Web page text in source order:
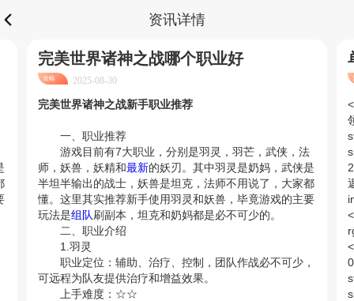
资讯详情
完美世界诸神之战哪个职业好
攻略 2025-08-30
完美世界诸神之战新手职业推荐
一、职业推荐
游戏目前有7大职业，分别是羽灵，羽芒，武侠，法
师，妖兽，妖精和最新的妖刃。其中羽灵是奶妈，武侠是
半坦半输出的战士，妖兽是坦克，法师不用说了，大家都
懂。这里其实推荐新手使用羽灵和妖兽，毕竟游戏的主要
玩法是组队刷副本，坦克和奶妈都是必不可少的。
二、职业介绍
1.羽灵
职业定位：辅助、治疗、控制，团队作战必不可少，
可远程为队友提供治疗和增益效果。
上手难度：☆☆